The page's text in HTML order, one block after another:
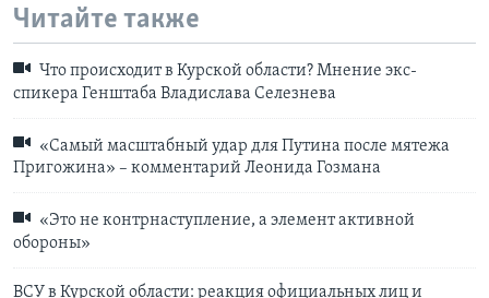
Читайте также
Что происходит в Курской области? Мнение экс-
спикера Генштаба Владислава Селезнева
«Самый масштабный удар для Путина после мятежа
Пригожина» – комментарий Леонида Гозмана
«Это не контрнаступление, а элемент активной
обороны»
ВСУ в Курской области: реакция официальных лиц и